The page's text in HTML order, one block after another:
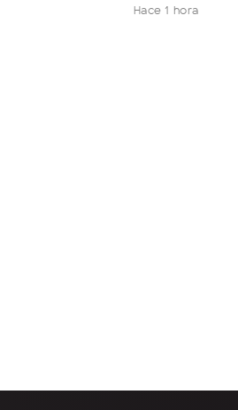
Hace 1 hora